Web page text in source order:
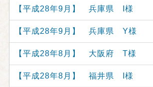
【平成28年9月】 兵庫県 I様
【平成28年9月】 兵庫県 Y様
【平成28年8月】 大阪府 T様
【平成28年8月】 福井県 I様